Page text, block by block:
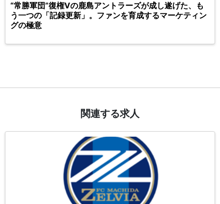
“常勝軍団”復権Vの鹿島アントラーズが成し遂げた、も
う一つの「記録更新」。ファンを育成するマーケティン
グの極意
関連する求人